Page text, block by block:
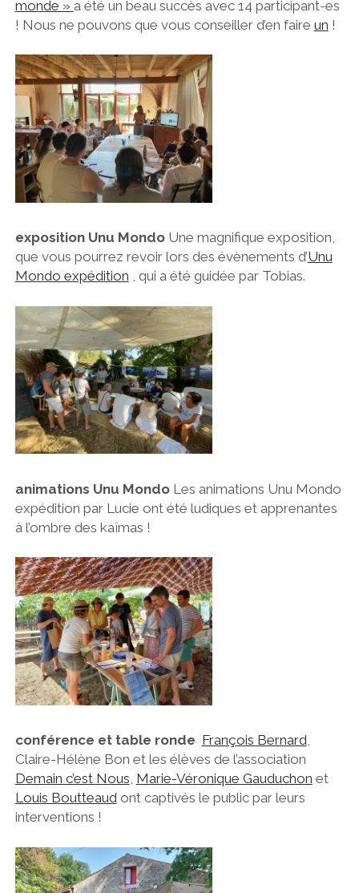
monde » a été un beau succès avec 14 participant-es
! Nous ne pouvons que vous conseiller d’en faire un !
exposition Unu MondoUne magnifique exposition,
que vous pourrez revoir lors des évènements d’Unu
Mondo expédition , qui a été guidée par Tobias.
animations Unu MondoLes animations Unu Mondo
expédition par Lucie ont été ludiques et apprenantes
à l’ombre des kaïmas !
conférence et table ronde François Bernard,
Claire-Hélène Bon et les élèves de l’association
Demain c’est Nous, Marie-Véronique Gauduchon et
Louis Boutteaudont captivés le public par leurs
interventions !